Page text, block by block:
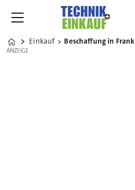
Home
Einkauf
ANZEIGE
ANZEIGE